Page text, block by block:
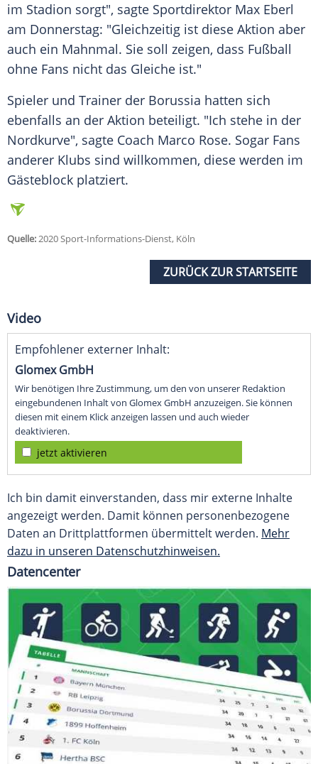
im Stadion sorgt", sagte Sportdirektor Max Eberl
am Donnerstag: "Gleichzeitig ist diese Aktion aber
auch ein Mahnmal. Sie soll zeigen, dass Fußball
ohne Fans nicht das Gleiche ist."
Spieler und Trainer der Borussia hatten sich
ebenfalls an der Aktion beteiligt. "Ich stehe in der
Nordkurve", sagte Coach Marco Rose. Sogar Fans
anderer Klubs sind willkommen, diese werden im
Gästeblock platziert.
Quelle:2020 Sport-Informations-Dienst, Köln
ZURÜCK ZUR STARTSEITE
Video
Empfohlener externer Inhalt:
Glomex GmbH
Wir benötigen Ihre Zustimmung, um den von unserer Redaktion
eingebundenen Inhalt von Glomex GmbH anzuzeigen. Sie können
diesen mit einem Klick anzeigen lassen und auch wieder
deaktivieren.
jetzt aktivieren
Ich bin damit einverstanden, dass mir externe Inhalte
angezeigt werden. Damit können personenbezogene
Daten an Drittplattformen übermittelt werden. Mehr
dazu in unseren Datenschutzhinweisen.
Datencenter